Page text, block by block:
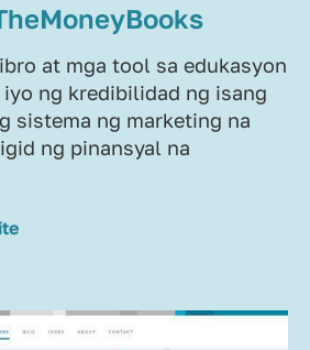
at mga tool sa edukasyon
ng kredibilidad ng isang
sistema ng marketing na
ng pinansyal na